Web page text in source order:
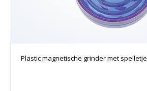
Plastic magnetische grinder met spelletje